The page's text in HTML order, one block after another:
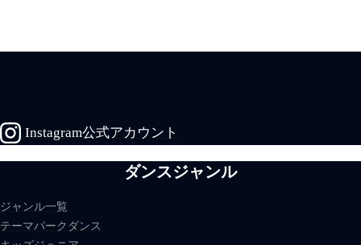
Instagram公式アカウント
ダンスジャンル
ジャンル一覧
テーマパークダンス